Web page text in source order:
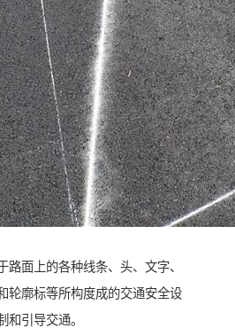
路面上的各种线条、头、文字、
轮廓标等所构度成的交通安全设
和引导交通。